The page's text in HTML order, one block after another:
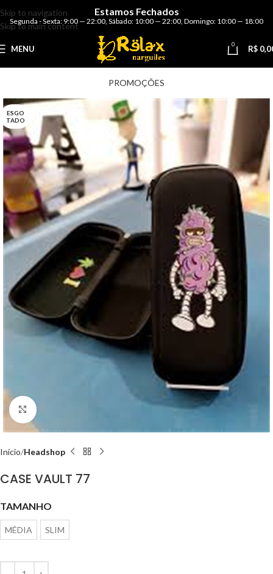
Skip to navigation
Skip to main content
Estamos Fechados
Segunda - Sexta: 9:00 — 22:00 Sábado: 10:00 — 22:00 Domingo: 10:00 — 18:00
MENU 0 R$
PROMOÇÕES
ESGO
TADO
Clique para ampliar
Início Headshop
CASE VAULT 77
TAMANHO
MÉDIA SLIM